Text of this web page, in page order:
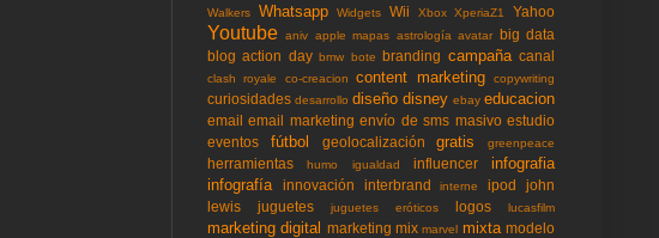
Walkers Whatsapp Widgets Wii Xbox XperiaZ1 Yahoo
Youtube aniv apple mapas astrología avatar big data
blog action day bmw bote branding campaña canal
clash royale co-creacion content marketing copywriting
curiosidades desarrollo diseño disney ebay educacion
email email marketing envío de sms masivo estudio
eventos
fútbol geolocalización gratis greenpeace
herramientas humo igualdad influencer
infografia
infografía
innovación interbrand interne ipod
john
lewis
juguetes juguetes eróticos logos lucasfilm
marketing digital marketing mix marvel mixta modelo